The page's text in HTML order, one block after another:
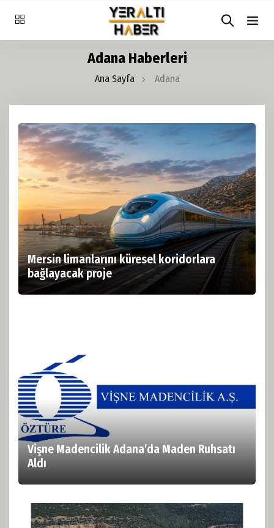
Adana Haberleri
Ana Sayfa Adana
Mersin limanlarını küresel koridorlara
bağlayacak proje
Vişne Madencilik Adana’da Maden Ruhsatı
Aldı